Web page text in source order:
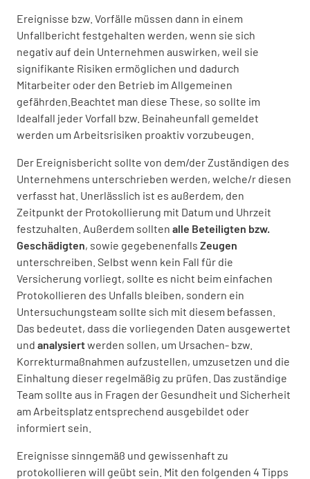
Ereignisse bzw. Vorfälle müssen dann in einem
Unfallbericht festgehalten werden, wenn sie sich
negativ auf dein Unternehmen auswirken, weil sie
signifikante Risiken ermöglichen und dadurch
Mitarbeiter oder den Betrieb im Allgemeinen
gefährden.Beachtet man diese These, so sollte im
Idealfall jeder Vorfall bzw. Beinaheunfall gemeldet
werden um Arbeitsrisiken proaktiv vorzubeugen.
Der Ereignisbericht sollte von dem/der Zuständigen des
Unternehmens unterschrieben werden, welche/r diesen
verfasst hat. Unerlässlich ist es außerdem, den
Zeitpunkt der Protokollierung mit Datum und Uhrzeit
festzuhalten. Außerdem sollten alle Beteiligten bzw.
Geschädigten, sowie gegebenenfalls Zeugen
unterschreiben. Selbst wenn kein Fall für die
Versicherung vorliegt, sollte es nicht beim einfachen
Protokollieren des Unfalls bleiben, sondern ein
Untersuchungsteam sollte sich mit diesem befassen.
Das bedeutet, dass die vorliegenden Daten ausgewertet
und analysiertwerden sollen, um Ursachen- bzw.
Korrekturmaßnahmen aufzustellen, umzusetzen und die
Einhaltung dieser regelmäßig zu prüfen. Das zuständige
Team sollte aus in Fragen der Gesundheit und Sicherheit
am Arbeitsplatz entsprechend ausgebildet oder
informiert sein.
Ereignisse sinngemäß und gewissenhaft zu
protokollieren will geübt sein. Mit den folgenden 4 Tipps